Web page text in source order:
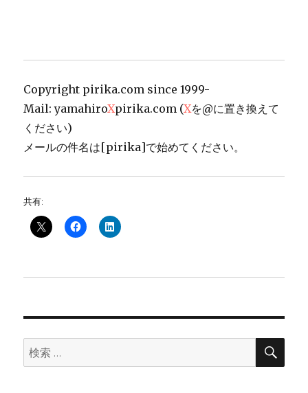
Copyright pirika.com since 1999-
Mail: yamahiroXpirika.com (Xを@に置き換えて
ください)
メールの件名は[pirika]で始めてください。
共有:
検
索:
検